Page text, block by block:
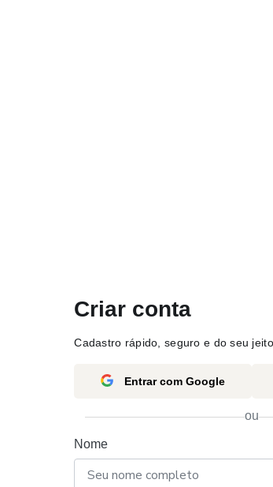
Criar conta
Cadastro rápido, seguro e do seu jeito.
Entrar com Google
ou
Nome